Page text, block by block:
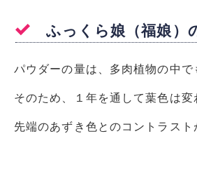
ふっくら娘（福娘）
パウダーの量は、多肉植物の中で
そのため、１年を通して葉色は変
先端のあずき色とのコントラスト